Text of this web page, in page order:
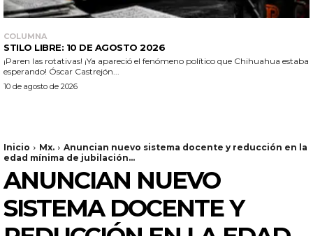
COLUMNA
STILO LIBRE: 10 DE AGOSTO 2026
¡Paren las rotativas! ¡Ya apareció el fenómeno político que Chihuahua estaba
esperando! Óscar Castrejón...
10 de agosto de 2026